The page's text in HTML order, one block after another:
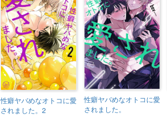
性癖ヤバめなオトコに愛
されました。2
性癖ヤバめなオトコに愛
されました。